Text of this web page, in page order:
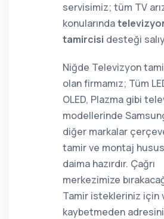
servisimiz; tüm TV
konularında
tamircisi desteği
Niğde Televizyon
olan firmamız; Tüm
OLED, Plazma gibi
modellerinde
diğer markalar
tamir ve montaj
daima hazırdır. Çağrı
merkezimize
Tamir istekleriniz için
kaybetmeden